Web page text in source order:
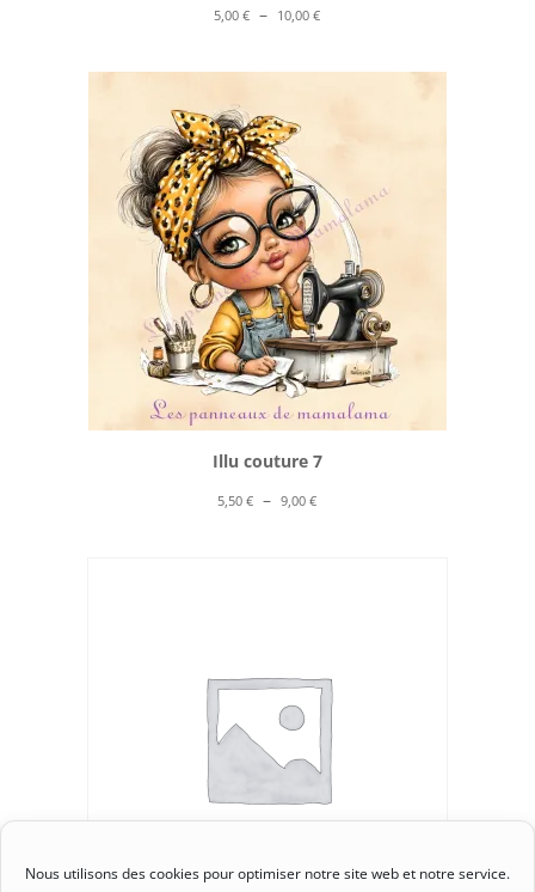
Nous utilisons des cookies pour optimiser notre site web et notre service.
5,00€ – 10,00€Plage
prix :
Illu couture 7
5,50€ – 9,00€Plage